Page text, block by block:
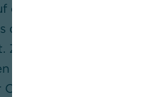
die Bedürfnisse ihrer
ist die Bank
Wirtschaft ein
in